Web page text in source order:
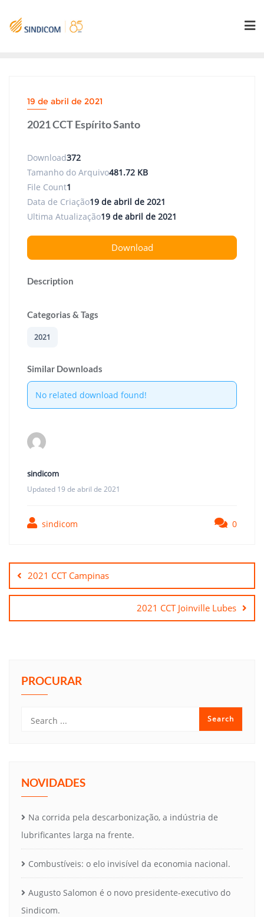
content
19 de abril de 2021
2021 CCT Espírito Santo
Download372
Tamanho do Arquivo481.72 KB
File Count1
Data de Criação19 de abril de 2021
Ultima Atualização19 de abril de 2021
Download
Description
Categorias & Tags
2021
Similar Downloads
No related download found!
sindicom
Updated 19 de abril de 2021
sindicom 0
de
Post2021 CCT Campinas
2021 CCT Joinville Lubes
PROCURAR
NOVIDADES
Na corrida pela descarbonização, a indústria de
lubrificantes larga na frente.
Combustíveis: o elo invisível da economia nacional.
Augusto Salomon é o novo presidente-executivo do
Sindicom.